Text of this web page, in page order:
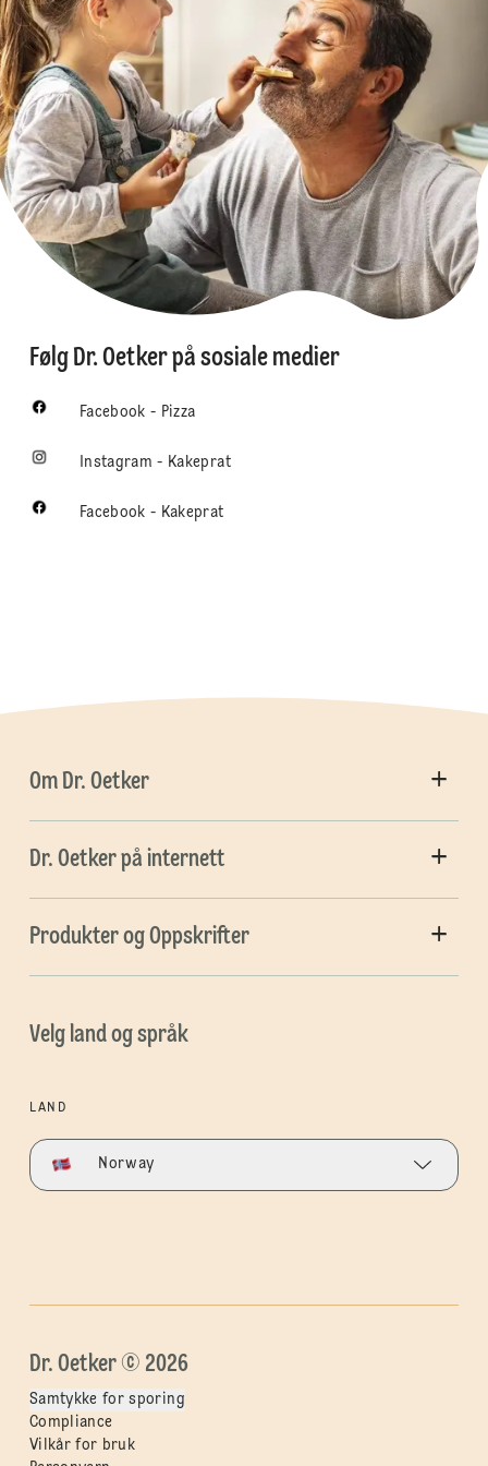
Følg Dr. Oetker på sosiale medier
Facebook - Pizza
Instagram - Kakeprat
Facebook - Kakeprat
Om Dr. Oetker
Dr. Oetker på internett
Produkter og Oppskrifter
Velg land og språk
LAND
Norway
Dr. Oetker © 2026
Samtykke for sporing
Compliance
Vilkår for bruk